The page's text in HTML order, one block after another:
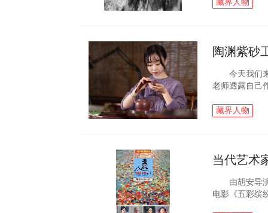
藏界人物
陶渊紫砂
今天我们来
老师透露自己
经历了明清两
藏界人物
当代艺术
由胡安导演
电影《五彩缤